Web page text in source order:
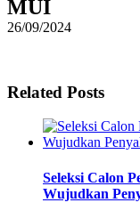
MUI
26/09/2024
Related Posts
Seleksi Calon
Wujudkan